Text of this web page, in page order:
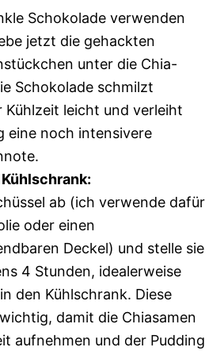
Schokolade verwenden
jetzt die gehackten
unter die Chia-
Schokolade schmilzt
Kühlzeit leicht und verleiht
eine noch intensivere
ab (ich verwende dafür
oder einen
Deckel) und stelle sie
4 Stunden, idealerweise
den Kühlschrank. Diese
damit die Chiasamen
aufnehmen und der Pudding